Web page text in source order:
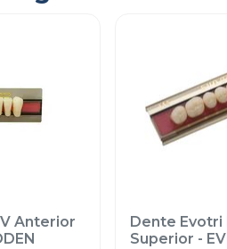
Anterior
Dente
Superior -